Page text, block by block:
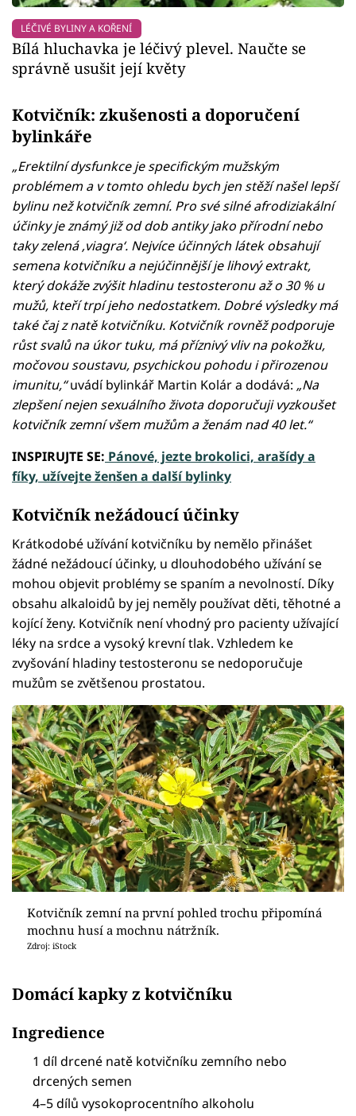
LÉČIVÉ BYLINY A KOŘENÍ
Bílá hluchavka je léčivý plevel. Naučte se
správně usušit její květy
Kotvičník: zkušenosti a doporučení
bylinkáře
„Erektilní dysfunkce je specifickým mužským
problémem a v tomto ohledu bych jen stěží našel lepší
bylinu než kotvičník zemní. Pro své silné afrodiziakální
účinky je známý již od dob antiky jako přírodní nebo
taky zelená ‚viagra‘. Nejvíce účinných látek obsahují
semena kotvičníku a nejúčinnější je lihový extrakt,
který dokáže zvýšit hladinu testosteronu až o 30 % u
mužů, kteří trpí jeho nedostatkem. Dobré výsledky má
také čaj z natě kotvičníku. Kotvičník rovněž podporuje
růst svalů na úkor tuku, má příznivý vliv na pokožku,
močovou soustavu, psychickou pohodu i přirozenou
imunitu,“uvádí bylinkář Martin Kolár a dodává: „Na
zlepšení nejen sexuálního života doporučuji vyzkoušet
kotvičník zemní všem mužům a ženám nad 40 let.“
INSPIRUJTE SE: Pánové, jezte brokolici, arašídy a
fíky, užívejte ženšen a další bylinky
Kotvičník nežádoucí účinky
Krátkodobé užívání kotvičníku by nemělo přinášet
žádné nežádoucí účinky, u dlouhodobého užívání se
mohou objevit problémy se spaním a nevolností. Díky
obsahu alkaloidů by jej neměly používat děti, těhotné a
kojící ženy. Kotvičník není vhodný pro pacienty užívající
léky na srdce a vysoký krevní tlak. Vzhledem ke
zvyšování hladiny testosteronu se nedoporučuje
mužům se zvětšenou prostatou.
Kotvičník zemní na první pohled trochu připomíná
mochnu husí a mochnu nátržník.
Zdroj: iStock
Domácí kapky z kotvičníku
Ingredience
1 díl drcené natě kotvičníku zemního nebo
drcených semen
4–5 dílů vysokoprocentního alkoholu